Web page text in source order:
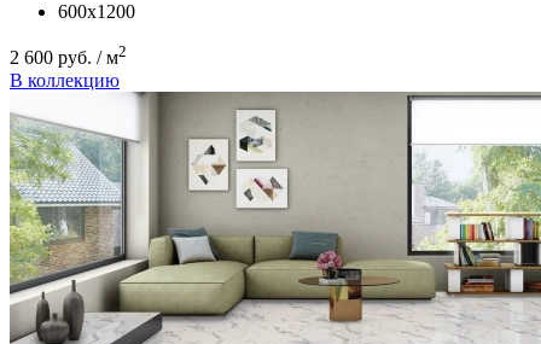
600x1200
2 600 руб. / м2
В коллекцию